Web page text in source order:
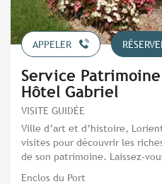
APPELER
Service
Hôtel Gabriel
VISITE GUIDÉE
Ville d’art et d’histoire,
visites pour découvrir les
de son patrimoine. Laissez-
Enclos du Port